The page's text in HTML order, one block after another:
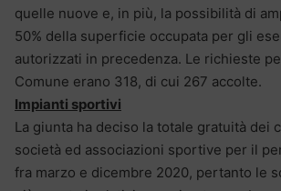
quelle nuove e, in più, la possibilità di
50% della superficie occupata per gli
autorizzati in precedenza. Le richieste
Comune erano 318, di cui 267 accolte.
Impianti sportivi
La giunta ha deciso la totale gratuità dei
società ed associazioni sportive per il
fra marzo e dicembre 2020, pertanto le